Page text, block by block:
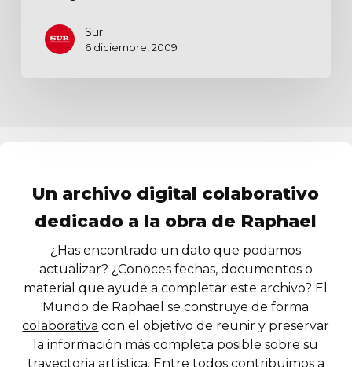
Sur
6 diciembre, 2009
Un archivo digital colaborativo
dedicado a la obra de Raphael
¿Has encontrado un dato que podamos
actualizar? ¿Conoces fechas, documentos o
material que ayude a completar este archivo? El
Mundo de Raphael se construye de forma
colaborativa con el objetivo de reunir y preservar
la información más completa posible sobre su
trayectoria artística. Entre todos contribuimos a